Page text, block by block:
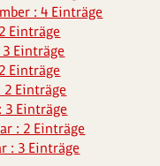
: 4 Einträge
Einträge
Einträge
Einträge
2 Einträge
3 Einträge
: 2 Einträge
: 3 Einträge